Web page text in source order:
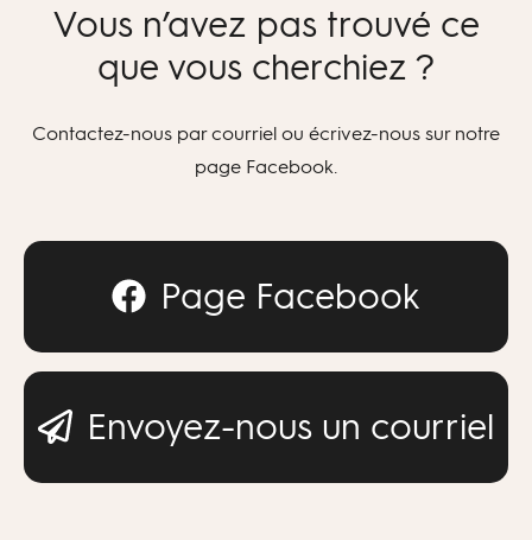
Vous n’avez pas trouvé ce
que vous cherchiez ?
Contactez-nous par courriel ou écrivez-nous sur notre
page Facebook.
Page Facebook
Envoyez-nous un courriel